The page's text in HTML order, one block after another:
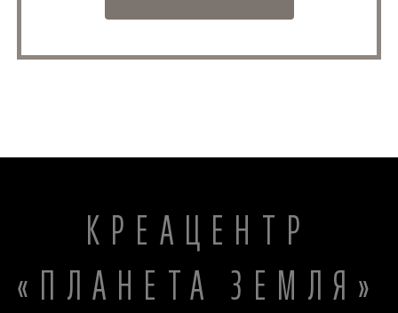
КРЕАЦЕНТР
«ПЛАНЕТА ЗЕМЛЯ»